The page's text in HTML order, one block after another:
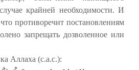
крайней необходимости. И
противоречит постановлениям
запрещать дозволенное или
Аллаха (с.а.с.):